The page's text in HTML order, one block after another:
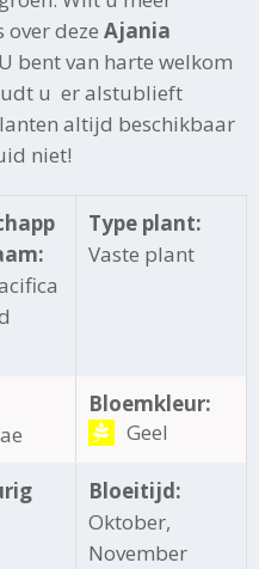
deze Ajania
bent van harte welkom
u er alstublieft
altijd beschikbaar
niet!
Type plant:
Vaste plant
Bloemkleur:
Geel
Bloeitijd:
Oktober,
November